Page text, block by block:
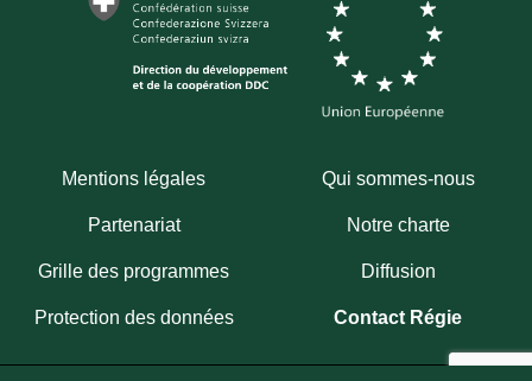
Mentions légales Qui sommes-nous
Partenariat Notre charte
Grille des programmes Diffusion
Protection des données Contact Régie